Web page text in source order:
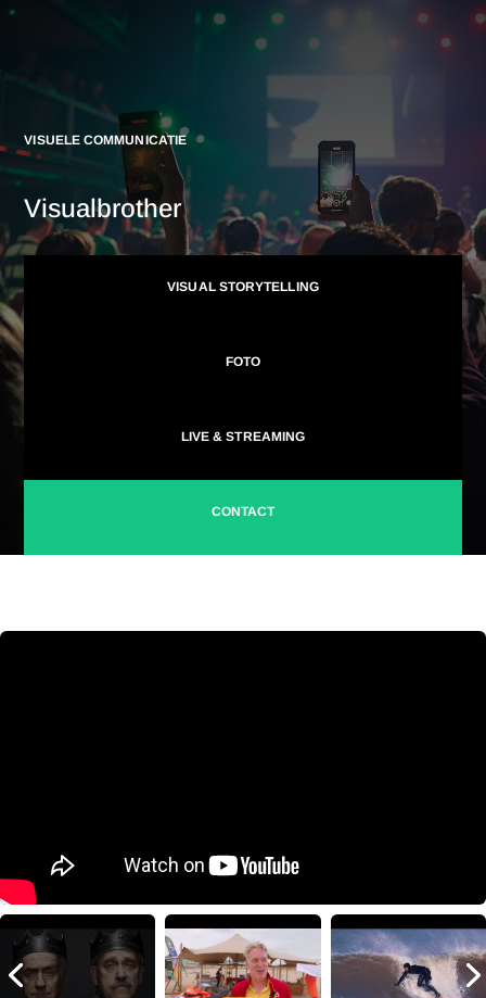
VISUELE COMMUNICATIE
Visualbrother
VISUAL STORYTELLING
FOTO
LIVE & STREAMING
CONTACT